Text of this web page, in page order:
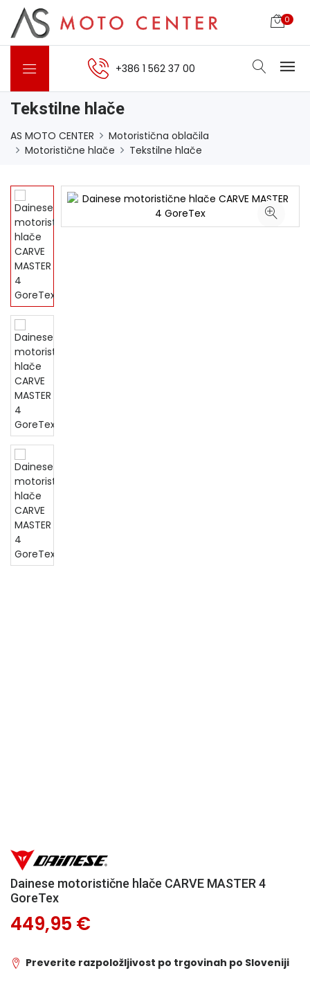
0
+386 1 562 37 00
Tekstilne hlače
AS MOTO CENTER
Motoristična oblačila
Motoristične hlače
Tekstilne hlače
Dainese motoristične hlače CARVE MASTER 4
GoreTex
449,95 €
Preverite razpoložljivost po trgovinah po Sloveniji